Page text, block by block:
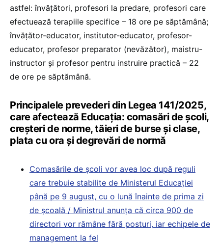
astfel: învăţători, profesori la predare, profesori care
efectuează terapiile specifice – 18 ore pe săptămână;
învăţător-educator, institutor-educator, profesor-
educator, profesor preparator (nevăzător), maistru-
instructor şi profesor pentru instruire practică – 22
de ore pe săptămână.
Principalele prevederi din Legea 141/2025,
care afectează Educația: comasări de școli,
creșteri de norme, tăieri de burse și clase,
plata cu ora și degrevări de normă
Comasările de școli vor avea loc după reguli
care trebuie stabilite de Ministerul Educației
până pe 9 august, cu o lună înainte de prima zi
de școală / Ministrul anunța că circa 900 de
directori vor rămâne fără posturi, iar echipele de
management la fel